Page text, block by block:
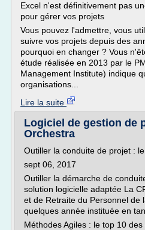
Excel n'est définitivement pas
pour gérer vos projets
Vous pouvez l'admettre, vous
suivre vos projets depuis des
pourquoi en changer ? Vous
étude réalisée en 2013 par le
Management Institute) indique
organisations...
Lire la suite
Logiciel de gestion de
Orchestra
Outiller la conduite de projet :
sept 06, 2017
Outiller la démarche de
solution logicielle adaptée La
et de Retraite du Personnel de
quelques année instituée en
Méthodes Agiles : le top 10